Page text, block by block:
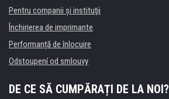
Pentru companii și instituţii
Închirierea de imprimante
Performanță de înlocuire
Odstoupení od smlouvy
DE CE SĂ CUMPĂRAȚI DE LA NOI?